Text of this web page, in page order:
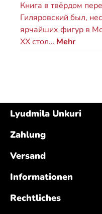
Книга в твёрдом
Гиляровский был,
ярчайших фигур в
XX стол… Mehr
Lyudmila Unkuri
Zahlung
Versand
Informationen
Rechtliches